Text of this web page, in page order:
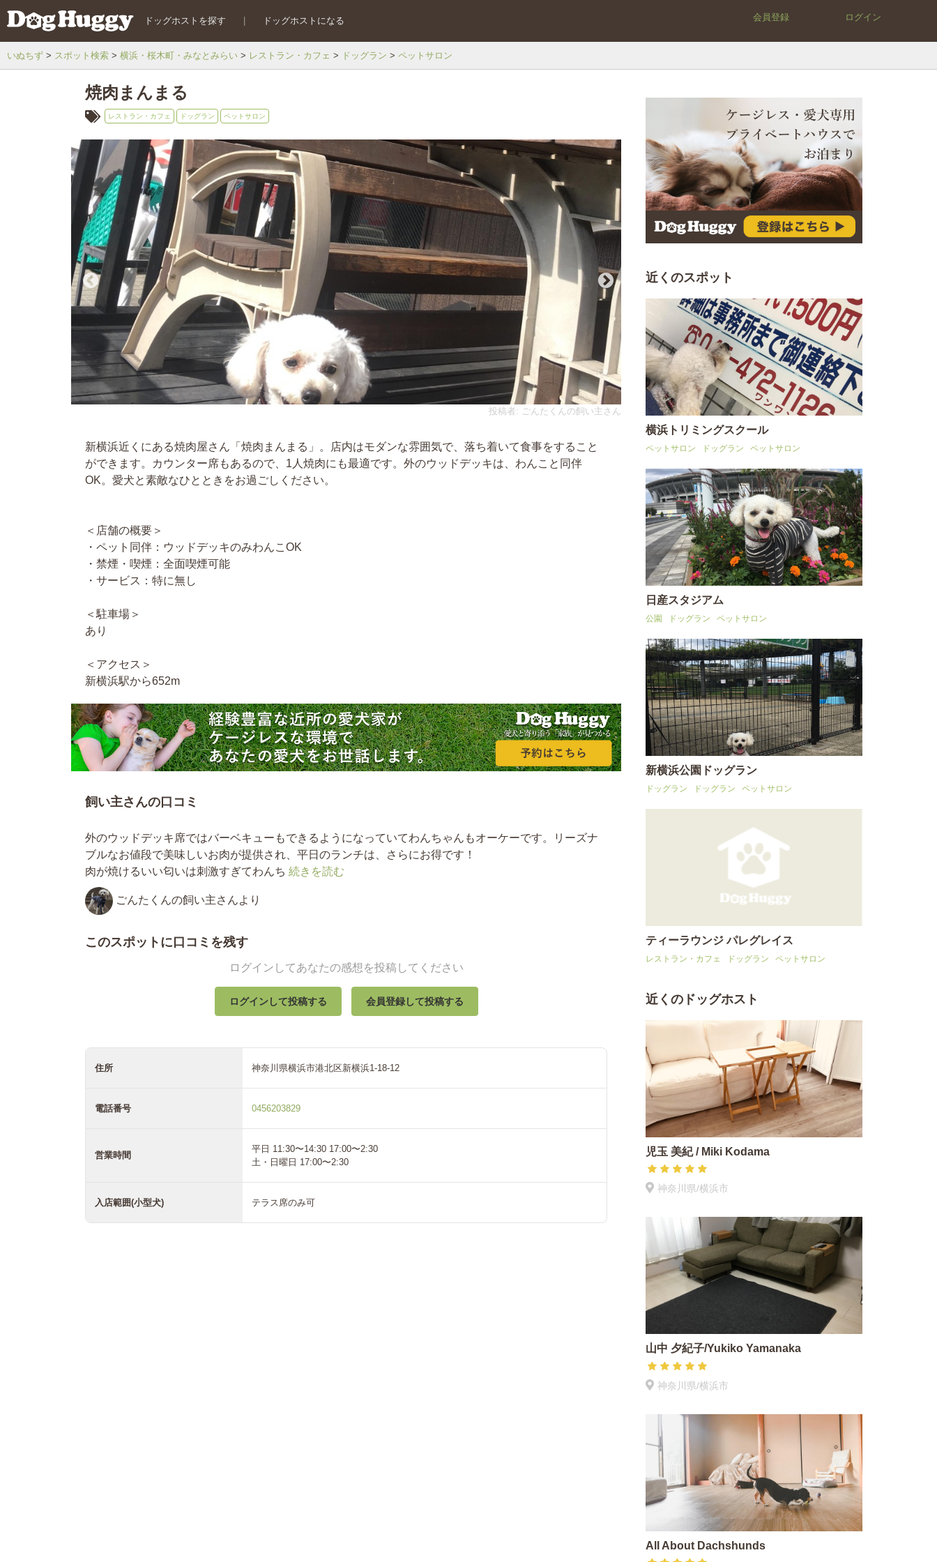
ドッグホストを探す ドッグホストになる 会員登録 ログイン
いぬちず スポット検索 横浜・桜木町・みなとみらい レストラン・カフェ ドッグラン ペットサロン
焼肉まんまる
レストラン・カフェ ドッグラン ペットサロン
投稿者: ごんたくんの飼い主さん
新横浜近くにある焼肉屋さん「焼肉まんまる」。店内はモダンな雰囲気で、落ち着いて食事をすること
ができます。カウンター席もあるので、1人焼肉にも最適です。外のウッドデッキは、わんこと同伴
OK。愛犬と素敵なひとときをお過ごしください。
＜店舗の概要＞
・ペット同伴：ウッドデッキのみわんこOK
・禁煙・喫煙：全面喫煙可能
・サービス：特に無し
＜駐車場＞
あり
＜アクセス＞
新横浜駅から652m
飼い主さんの口コミ
外のウッドデッキ席ではバーベキューもできるようになっていてわんちゃんもオーケーです。リーズナ
ブルなお値段で美味しいお肉が提供され、平日のランチは、さらにお得です！
肉が焼けるいい匂いは刺激すぎてわんち 続きを読む
ごんたくんの飼い主さんより
このスポットに口コミを残す
ログインしてあなたの感想を投稿してください
ログインして投稿する 会員登録して投稿する
住所 神奈川県横浜市港北区新横浜1-18-12
電話番号 0456203829
営業時間
平日 11:30〜14:30 17:00〜2:30
土・日曜日 17:00〜2:30
入店範囲(小型犬) テラス席のみ可
近くのスポット
横浜トリミングスクール
ペットサロン ドッグラン ペットサロン
日産スタジアム
公園 ドッグラン ペットサロン
新横浜公園ドッグラン
ドッグラン ドッグラン ペットサロン
ティーラウンジ パレグレイス
レストラン・カフェ ドッグラン ペットサロン
近くのドッグホスト
児玉 美紀 / Miki Kodama
神奈川県/横浜市
山中 夕紀子/Yukiko Yamanaka
神奈川県/横浜市
All About Dachshunds